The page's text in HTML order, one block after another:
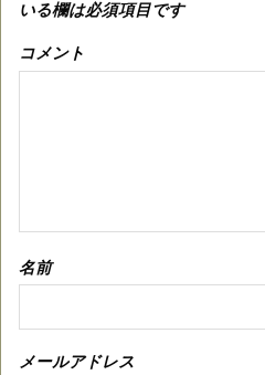
いる欄は必須項目です
コメント
名前
メールアドレス